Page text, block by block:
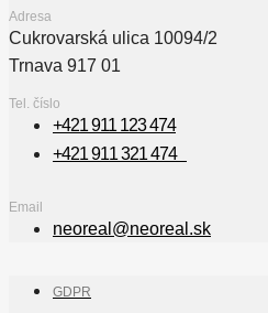
Adresa
Cukrovarská ulica 10094/2
Trnava 917 01
Tel. číslo
+421 911 123 474
+421 911 321 474
Email
neoreal@neoreal.sk
GDPR